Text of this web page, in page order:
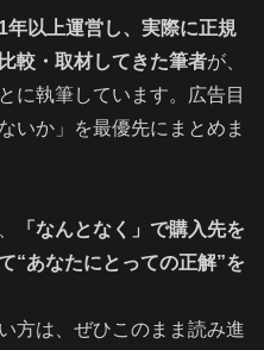
年以上運営し、実際に正規
較・取材してきた筆者が、
に執筆しています。広告目
いか」を最優先にまとめま
「なんとなく」で購入先を
“あなたにとっての正解”を
方は、ぜひこのまま読み進